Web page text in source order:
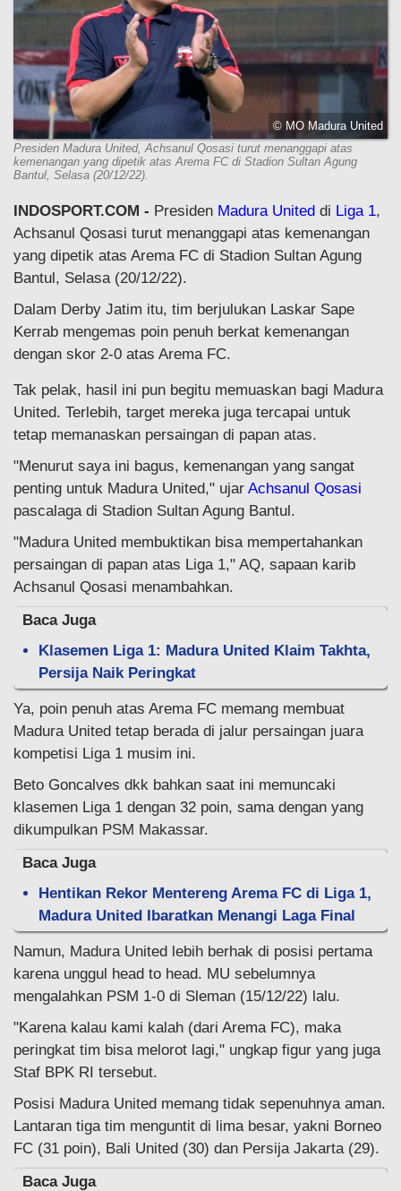
© MO Madura United
Presiden Madura United, Achsanul Qosasi turut menanggapi atas
kemenangan yang dipetik atas Arema FC di Stadion Sultan Agung
Bantul, Selasa (20/12/22).
INDOSPORT.COM - Presiden Madura United di Liga 1,
Achsanul Qosasi turut menanggapi atas kemenangan
yang dipetik atas Arema FC di Stadion Sultan Agung
Bantul, Selasa (20/12/22).
Dalam Derby Jatim itu, tim berjulukan Laskar Sape
Kerrab mengemas poin penuh berkat kemenangan
dengan skor 2-0 atas Arema FC.
Tak pelak, hasil ini pun begitu memuaskan bagi Madura
United. Terlebih, target mereka juga tercapai untuk
tetap memanaskan persaingan di papan atas.
"Menurut saya ini bagus, kemenangan yang sangat
penting untuk Madura United," ujar Achsanul Qosasi
pascalaga di Stadion Sultan Agung Bantul.
"Madura United membuktikan bisa mempertahankan
persaingan di papan atas Liga 1," AQ, sapaan karib
Achsanul Qosasi menambahkan.
Baca Juga
Klasemen Liga 1: Madura United Klaim Takhta,
Persija Naik Peringkat
Ya, poin penuh atas Arema FC memang membuat
Madura United tetap berada di jalur persaingan juara
kompetisi Liga 1 musim ini.
Beto Goncalves dkk bahkan saat ini memuncaki
klasemen Liga 1 dengan 32 poin, sama dengan yang
dikumpulkan PSM Makassar.
Baca Juga
Hentikan Rekor Mentereng Arema FC di Liga 1,
Madura United Ibaratkan Menangi Laga Final
Namun, Madura United lebih berhak di posisi pertama
karena unggul head to head. MU sebelumnya
mengalahkan PSM 1-0 di Sleman (15/12/22) lalu.
"Karena kalau kami kalah (dari Arema FC), maka
peringkat tim bisa melorot lagi," ungkap figur yang juga
Staf BPK RI tersebut.
Posisi Madura United memang tidak sepenuhnya aman.
Lantaran tiga tim menguntit di lima besar, yakni Borneo
FC (31 poin), Bali United (30) dan Persija Jakarta (29).
Baca Juga